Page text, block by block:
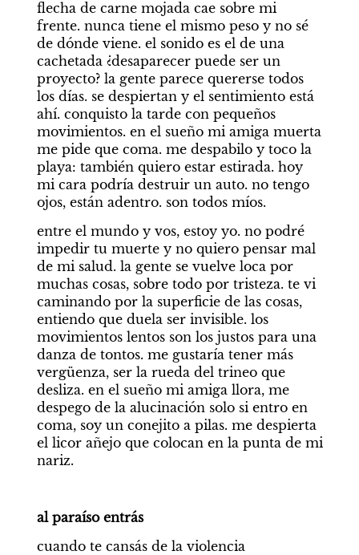
flecha de carne mojada cae sobre mi
frente. nunca tiene el mismo peso y no sé
de dónde viene. el sonido es el de una
cachetada ¿desaparecer puede ser un
proyecto? la gente parece quererse todos
los días. se despiertan y el sentimiento está
ahí. conquisto la tarde con pequeños
movimientos. en el sueño mi amiga muerta
me pide que coma. me despabilo y toco la
playa: también quiero estar estirada. hoy
mi cara podría destruir un auto. no tengo
ojos, están adentro. son todos míos.
entre el mundo y vos, estoy yo. no podré
impedir tu muerte y no quiero pensar mal
de mi salud. la gente se vuelve loca por
muchas cosas, sobre todo por tristeza. te vi
caminando por la superficie de las cosas,
entiendo que duela ser invisible. los
movimientos lentos son los justos para una
danza de tontos. me gustaría tener más
vergüenza, ser la rueda del trineo que
desliza. en el sueño mi amiga llora, me
despego de la alucinación solo si entro en
coma, soy un conejito a pilas. me despierta
el licor añejo que colocan en la punta de mi
nariz.
al paraíso entrás
cuando te cansás de la violencia